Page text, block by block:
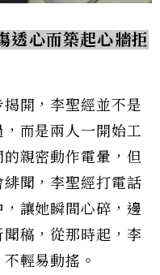
透心而築起心牆拒
開，李聖經並不是
而是兩人一開始工
親密動作電暈，但
聞，李聖經打電話
讓她瞬間心碎，邊
稿，從那時起，李
輕易動搖。